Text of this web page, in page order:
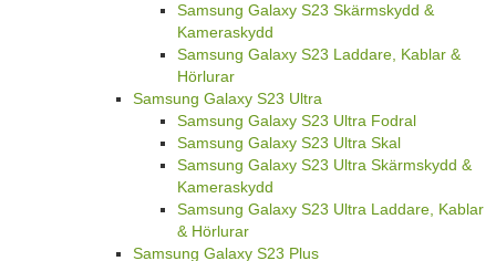
Samsung Galaxy S23 Skärmskydd &
Kameraskydd
Samsung Galaxy S23 Laddare, Kablar &
Hörlurar
Samsung Galaxy S23 Ultra
Samsung Galaxy S23 Ultra Fodral
Samsung Galaxy S23 Ultra Skal
Samsung Galaxy S23 Ultra Skärmskydd &
Kameraskydd
Samsung Galaxy S23 Ultra Laddare, Kablar
& Hörlurar
Samsung Galaxy S23 Plus